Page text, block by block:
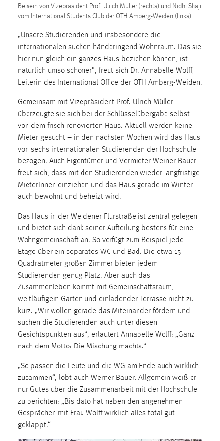
Beisein von Vizepräsident Prof. Ulrich Müller (rechts) und Nidhi Shaji
vom International Students Club der OTH Amberg-Weiden (links)
„Unsere Studierenden und insbesondere die
internationalen suchen händeringend Wohnraum. Das sie
hier nun gleich ein ganzes Haus beziehen können, ist
natürlich umso schöner“, freut sich Dr. Annabelle Wolff,
Leiterin des International Office der OTH Amberg-Weiden.
Gemeinsam mit Vizepräsident Prof. Ulrich Müller
überzeugte sie sich bei der Schlüsselübergabe selbst
von dem frisch renovierten Haus. Aktuell werden keine
Mieter gesucht – in den nächsten Wochen wird das Haus
von sechs internationalen Studierenden der Hochschule
bezogen. Auch Eigentümer und Vermieter Werner Bauer
freut sich, dass mit den Studierenden wieder langfristige
MieterInnen einziehen und das Haus gerade im Winter
auch bewohnt und beheizt wird.
Das Haus in der Weidener Flurstraße ist zentral gelegen
und bietet sich dank seiner Aufteilung bestens für eine
Wohngemeinschaft an. So verfügt zum Beispiel jede
Etage über ein separates WC und Bad. Die etwa 15
Quadratmeter großen Zimmer bieten jedem
Studierenden genug Platz. Aber auch das
Zusammenleben kommt mit Gemeinschaftsraum,
weitläufigem Garten und einladender Terrasse nicht zu
kurz. „Wir wollen gerade das Miteinander fördern und
suchen die Studierenden auch unter diesen
Gesichtspunkten aus“, erläutert Annabelle Wolff: „Ganz
nach dem Motto: Die Mischung machts.“
„So passen die Leute und die WG am Ende auch wirklich
zusammen“, lobt auch Werner Bauer. Allgemein weiß er
nur Gutes über die Zusammenarbeit mit der Hochschule
zu berichten: „Bis dato hat neben den angenehmen
Gesprächen mit Frau Wolff wirklich alles total gut
geklappt.“
1 Jahr
Performance
Name:
staticfilecache
Zweck:
gespeichert, ob man eingeloggt ist.
Sprachpräferenz
site-language-preference
Zweck:
Das Cookie speichert die gewählte Sprache der Website.
Cookie Laufzeit:
30 Tage
Chat
Name:
MibewSessionID, MIBEW_UserID, mibew_locale, mibew-
Zweck:
Wird benötigt um die Chatfunktion nutzen zu können.
Cookie Laufzeit:
MibewSessionID, mibew-chat-frame-style-
5e9dbeb1811c0446 = Sitzungslaufzeit, mibew_locale = 3
Login
Name:
fe_user, be_user, be_lastLoginProvider